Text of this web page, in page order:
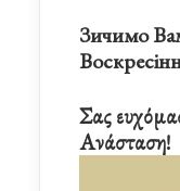
Зичимо
Σας
Ανάσταση!